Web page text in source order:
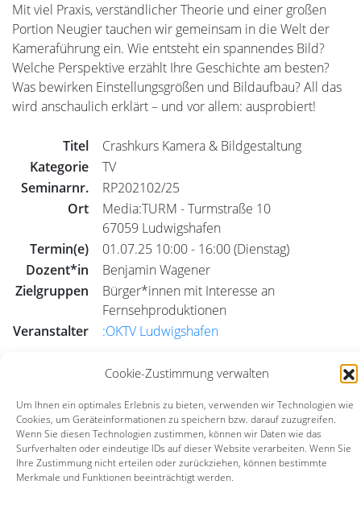
Cookie-Zustimmung verwalten
Um Ihnen ein optimales Erlebnis zu bieten, verwenden wir Technologien wie
Cookies, um Geräteinformationen zu speichern bzw. darauf zuzugreifen.
Wenn Sie diesen Technologien zustimmen, können wir Daten wie das
Surfverhalten oder eindeutige IDs auf dieser Website verarbeiten. Wenn Sie
Ihre Zustimmung nicht erteilen oder zurückziehen, können bestimmte
Merkmale und Funktionen beeinträchtigt werden.
Mit viel Praxis, verständlicher Theorie und einer großen
Portion Neugier tauchen wir gemeinsam in die Welt der
Kameraführung ein. Wie entsteht ein spannendes Bild?
Welche Perspektive erzählt Ihre Geschichte am besten?
Was bewirken Einstellungsgrößen und Bildaufbau? All das
wird anschaulich erklärt – und vor allem: ausprobiert!
Titel
Crashkurs Kamera & Bildgestaltung
Kategorie
TV
Seminarnr.
RP202102/25
Ort
Media:TURM - Turmstraße 10
67059 Ludwigshafen
Termin(e)
01.07.25 10:00 - 16:00 (Dienstag)
Dozent*in
Benjamin Wagener
Zielgruppen
Bürger*innen mit Interesse an
Fernsehproduktionen
Veranstalter
:OKTV Ludwigshafen
TV Radio
alle
Seminar-Archiv
Seminar-Suche